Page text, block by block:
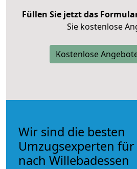
Füllen Sie jetzt das
Sie kostenlose
Kostenlose
Wir sind die besten
Umzugsexperten
nach Willebadessen